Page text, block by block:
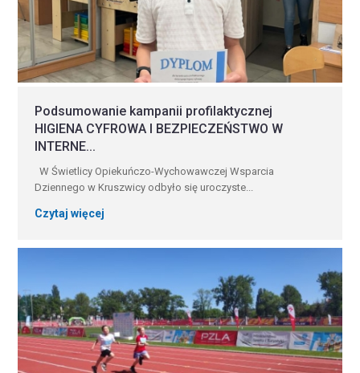
Podsumowanie kampanii profilaktycznej
HIGIENA CYFROWA I BEZPIECZEŃSTWO W
INTERNE...
W Świetlicy Opiekuńczo-Wychowawczej Wsparcia
Dziennego w Kruszwicy odbyło się uroczyste...
Czytaj więcej